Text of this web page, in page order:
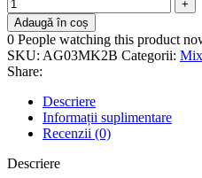
Adaugă în coș
0 People watching this product
SKU: AG03MK2B Categorii:
Share:
Descriere
Informații suplimentare
Recenzii (0)
Descriere